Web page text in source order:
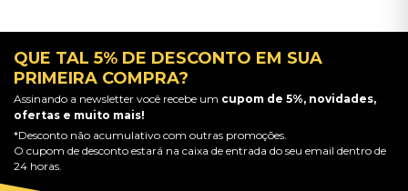
QUE TAL 5% DE DESCONTO EM SUA
PRIMEIRA COMPRA?
Assinando a newsletter você recebe um cupom de 5%, novidades,
ofertas e muito mais!
*Desconto não acumulativo com outras promoções.
O cupom de desconto estará na caixa de entrada do seu email dentro de
24 horas.